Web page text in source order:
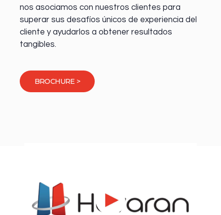
nos asociamos con nuestros clientes para
superar sus desafíos únicos de experiencia del
cliente y ayudarlos a obtener resultados
tangibles.
BROCHURE >